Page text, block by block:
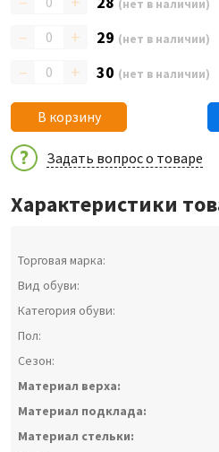
(нет в наличии)
– + 29 (нет в наличии)
– + 30 (нет в наличии)
В корзину
Задать вопрос о товаре
Характеристики
Торговая марка:
Вид обуви:
Категория обуви:
Пол:
Сезон:
Материал верха:
Материал подклада:
Материал стельки: